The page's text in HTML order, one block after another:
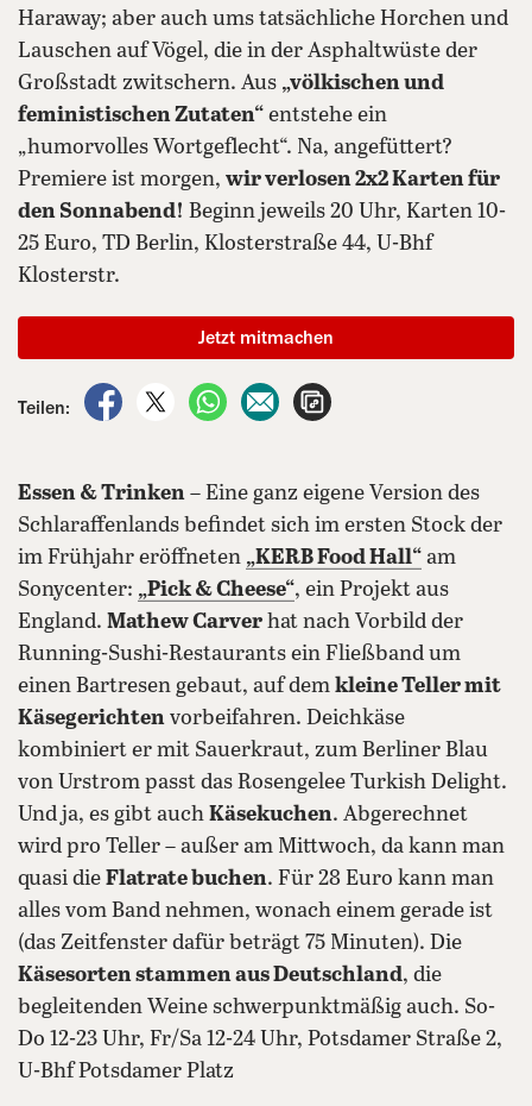
Haraway; aber auch ums tatsächliche Horchen und
Lauschen auf Vögel, die in der Asphaltwüste der
Großstadt zwitschern. Aus „völkischen und
feministischen Zutaten“ entstehe ein
„humorvolles Wortgeflecht“. Na, angefüttert?
Premiere ist morgen, wir verlosen 2x2 Karten für
den Sonnabend! Beginn jeweils 20 Uhr, Karten 10-
25 Euro, TD Berlin, Klosterstraße 44, U-Bhf
Klosterstr.
Teilen:
auf Facebook teilen
auf X teilenper WhatsApp teilen
per E-Mail teilen
Jetzt mitmachen
Essen & Trinken – Eine ganz eigene Version des
Schlaraffenlands befindet sich im ersten Stock der
im Frühjahr eröffneten „KERB Food Hall“ am
Sonycenter: „Pick & Cheese“, ein Projekt aus
England. Mathew Carver hat nach Vorbild der
Running-Sushi-Restaurants ein Fließband um
einen Bartresen gebaut, auf dem kleine Teller mit
Käsegerichten vorbeifahren. Deichkäse
kombiniert er mit Sauerkraut, zum Berliner Blau
von Urstrom passt das Rosengelee Turkish Delight.
Und ja, es gibt auch Käsekuchen. Abgerechnet
wird pro Teller – außer am Mittwoch, da kann man
quasi die Flatrate buchen. Für 28 Euro kann man
alles vom Band nehmen, wonach einem gerade ist
(das Zeitfenster dafür beträgt 75 Minuten). Die
Käsesorten stammen aus Deutschland, die
begleitenden Weine schwerpunktmäßig auch. So-
Do 12-23 Uhr, Fr/Sa 12-24 Uhr, Potsdamer Straße 2,
U-Bhf Potsdamer Platz